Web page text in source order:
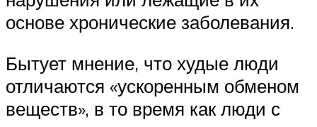
основе хронические заболевания.
Бытует мнение, что худые люди
отличаются «ускоренным обменом
веществ», в то время как люди с